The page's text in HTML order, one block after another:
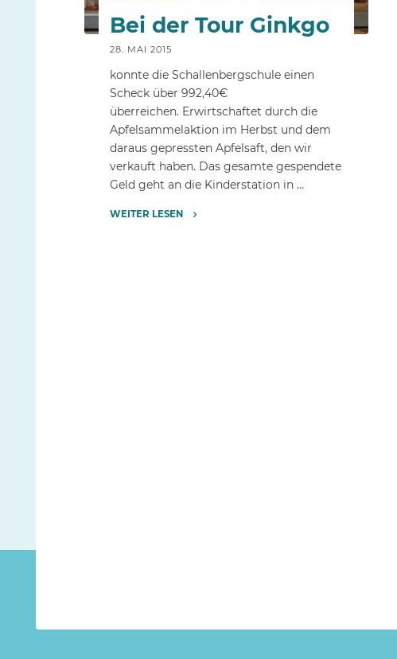
Bei der Tour Ginkgo
28. MAI 2015
konnte die Schallenbergschule einen
Scheck über 992,40€
überreichen. Erwirtschaftet durch die
Apfelsammelaktion im Herbst und dem
daraus gepressten Apfelsaft, den wir
verkauft haben. Das gesamte gespendete
Geld geht an die Kinderstation in …
WEITER LESEN